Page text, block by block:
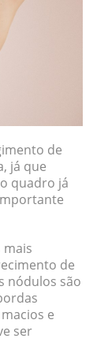
de
já que
quadro já
mais
de
nódulos são
e
ser